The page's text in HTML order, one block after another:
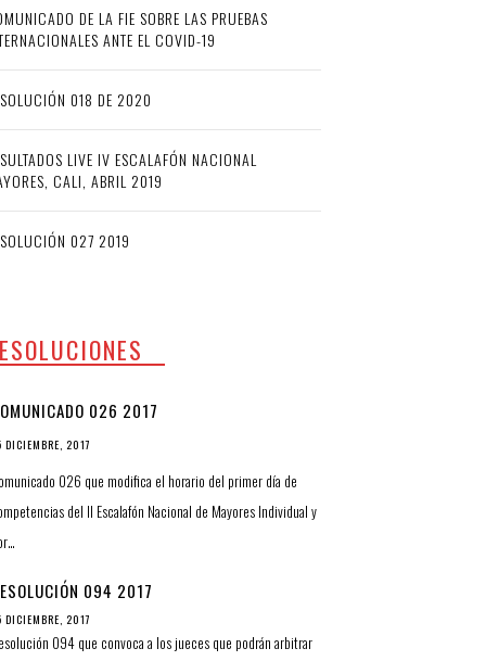
DE LA FIE SOBRE LAS PRUEBAS
ANTE EL COVID-19
018 DE 2020
LIVE IV ESCALAFÓN NACIONAL
CALI, ABRIL 2019
027 2019
026 2017
DICIEMBRE, 2017
026 que modifica el horario del primer día de
del II Escalafón Nacional de Mayores Individual y
094 2017
DICIEMBRE, 2017
094 que convoca a los jueces que podrán arbitrar